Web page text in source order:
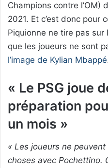
Champions contre l’OM)
2021. Et c’est donc pour
Piquionne ne tire pas sur
que les joueurs ne sont
l’image de Kylian Mbappé
« Le PSG joue
préparation
un mois »
« Les joueurs ne
choses avec Pochettino.